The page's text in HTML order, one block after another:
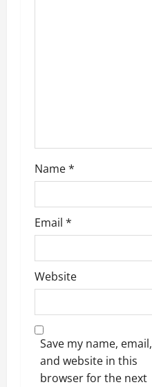
Name*
Email *
Website
Save my name, email,
and website in this
browser for the next